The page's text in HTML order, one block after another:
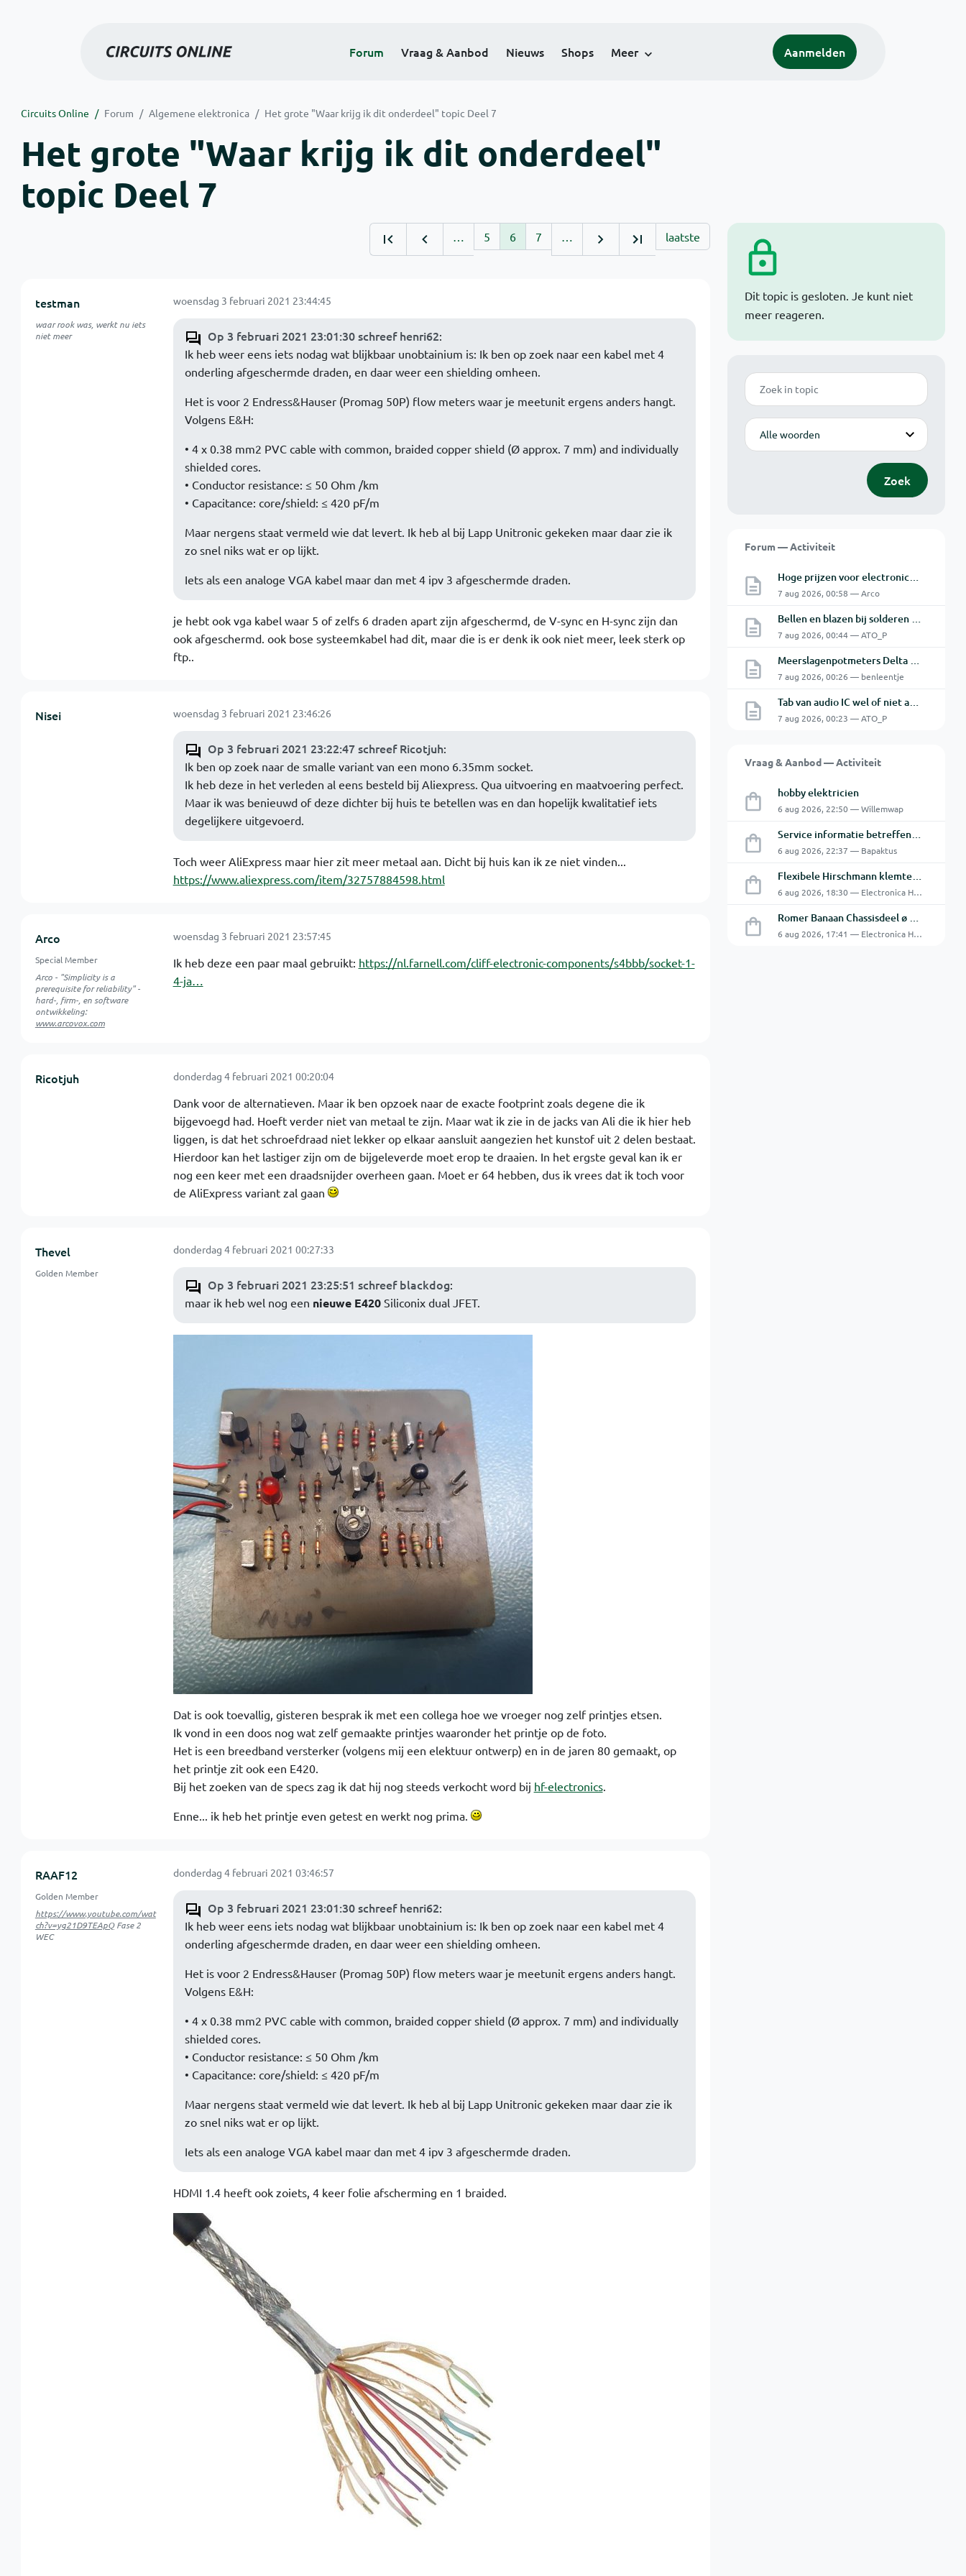
Forum Vraag & Aanbod Nieuws Shops Meer Aanmelden
Circuits Online Forum Algemene elektronica Het grote "Waar krijg ik dit onderdeel" topic Deel 7
Het grote "Waar krijg ik dit onderdeel"
topic Deel 7
Dit topic is gesloten. Je kunt niet
meer reageren.
Zoek
Modus
Zoek
Forum — Activiteit
Hoge prijzen voor electronica hobbyisten
7 aug 2026, 00:58 — Arco
Bellen en blazen bij solderen van Chinese PCBs
7 aug 2026, 00:44 — ATO_P
Meerslagenpotmeters Delta SM45-70D
7 aug 2026, 00:26 — benleentje
Tab van audio IC wel of niet aan de GND.
7 aug 2026, 00:23 — ATO_P
Vraag & Aanbod — Activiteit
hobby elektricien
6 aug 2026, 22:50 — Willemwap
Service informatie betreffende een GFC-8010 van GW
6 aug 2026, 22:37 — Bapaktus
Flexibele Hirschmann klemtestpen met tweedelige klem.
6 aug 2026, 18:30 — Electronica Hobbyist
Romer Banaan Chassisdeel ø 4 mm 16Amp
6 aug 2026, 17:41 — Electronica Hobbyist
… 5 6 7 … laatste
testman
waar rook was, werkt nu iets
niet meer
woensdag 3 februari 2021 23:44:45
Op 3 februari 2021 23:01:30 schreef henri62:
Ik heb weer eens iets nodag wat blijkbaar unobtainium is: Ik ben op zoek naar een kabel met 4
onderling afgeschermde draden, en daar weer een shielding omheen.
Het is voor 2 Endress&Hauser (Promag 50P) flow meters waar je meetunit ergens anders hangt.
Volgens E&H:
• 4 x 0.38 mm2 PVC cable with common, braided copper shield (Ø approx. 7 mm) and individually
shielded cores.
• Conductor resistance: ≤ 50 Ohm /km
• Capacitance: core/shield: ≤ 420 pF/m
Maar nergens staat vermeld wie dat levert. Ik heb al bij Lapp Unitronic gekeken maar daar zie ik
zo snel niks wat er op lijkt.
Iets als een analoge VGA kabel maar dan met 4 ipv 3 afgeschermde draden.
je hebt ook vga kabel waar 5 of zelfs 6 draden apart zijn afgeschermd, de V-sync en H-sync zijn dan
ook afgeschermd. ook bose systeemkabel had dit, maar die is er denk ik ook niet meer, leek sterk op
ftp..
Nisei woensdag 3 februari 2021 23:46:26
Op 3 februari 2021 23:22:47 schreef Ricotjuh:
Ik ben op zoek naar de smalle variant van een mono 6.35mm socket.
Ik heb deze in het verleden al eens besteld bij Aliexpress. Qua uitvoering en maatvoering perfect.
Maar ik was benieuwd of deze dichter bij huis te betellen was en dan hopelijk kwalitatief iets
degelijkere uitgevoerd.
Toch weer AliExpress maar hier zit meer metaal aan. Dicht bij huis kan ik ze niet vinden...
https://www.aliexpress.com/item/32757884598.html
Arco
Special Member
Arco - "Simplicity is a
prerequisite for reliability" -
hard-, firm-, en software
ontwikkeling:
www.arcovox.com
woensdag 3 februari 2021 23:57:45
Ik heb deze een paar maal gebruikt: https://nl.farnell.com/cliff-electronic-components/s4bbb/socket-1-
4-ja…
Ricotjuh donderdag 4 februari 2021 00:20:04
Dank voor de alternatieven. Maar ik ben opzoek naar de exacte footprint zoals degene die ik
bijgevoegd had. Hoeft verder niet van metaal te zijn. Maar wat ik zie in de jacks van Ali die ik hier heb
liggen, is dat het schroefdraad niet lekker op elkaar aansluit aangezien het kunstof uit 2 delen bestaat.
Hierdoor kan het lastiger zijn om de bijgeleverde moet erop te draaien. In het ergste geval kan ik er
nog een keer met een draadsnijder overheen gaan. Moet er 64 hebben, dus ik vrees dat ik toch voor
de AliExpress variant zal gaan
Thevel
Golden Member
donderdag 4 februari 2021 00:27:33
Op 3 februari 2021 23:25:51 schreef blackdog:
maar ik heb wel nog een nieuwe E420Siliconix dual JFET.
Dat is ook toevallig, gisteren besprak ik met een collega hoe we vroeger nog zelf printjes etsen.
Ik vond in een doos nog wat zelf gemaakte printjes waaronder het printje op de foto.
Het is een breedband versterker (volgens mij een elektuur ontwerp) en in de jaren 80 gemaakt, op
het printje zit ook een E420.
Bij het zoeken van de specs zag ik dat hij nog steeds verkocht word bij hf-electronics.
Enne... ik heb het printje even getest en werkt nog prima.
RAAF12
Golden Member
https://www.youtube.com/wat
ch?v=yg21D9TEApQFase 2
WEC
donderdag 4 februari 2021 03:46:57
Op 3 februari 2021 23:01:30 schreef henri62:
Ik heb weer eens iets nodag wat blijkbaar unobtainium is: Ik ben op zoek naar een kabel met 4
onderling afgeschermde draden, en daar weer een shielding omheen.
Het is voor 2 Endress&Hauser (Promag 50P) flow meters waar je meetunit ergens anders hangt.
Volgens E&H:
• 4 x 0.38 mm2 PVC cable with common, braided copper shield (Ø approx. 7 mm) and individually
shielded cores.
• Conductor resistance: ≤ 50 Ohm /km
• Capacitance: core/shield: ≤ 420 pF/m
Maar nergens staat vermeld wie dat levert. Ik heb al bij Lapp Unitronic gekeken maar daar zie ik
zo snel niks wat er op lijkt.
Iets als een analoge VGA kabel maar dan met 4 ipv 3 afgeschermde draden.
HDMI 1.4 heeft ook zoiets, 4 keer folie afscherming en 1 braided.